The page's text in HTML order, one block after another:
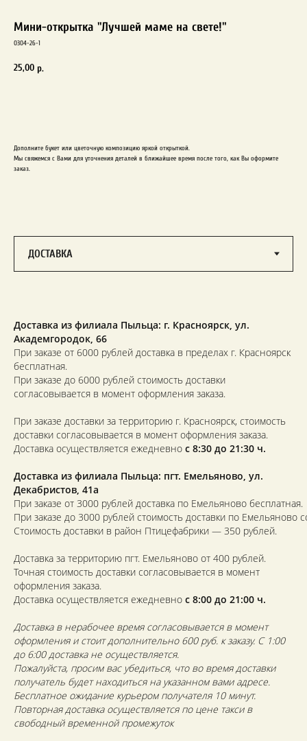
Мини-открытка "Лучшей маме на свете!"
0304-26-1
25,00 р.
Дополните букет или цветочную композицию яркой открыткой.
Мы свяжемся с Вами для уточнения деталей в ближайшее время после того, как Вы оформите
заказ.
Доставка из филиала Пыльца: г. Красноярск, ул.
Академгородок, 66
При заказе от 6000 рублей доставка в пределах г. Красноярск
бесплатная.
При заказе до 6000 рублей стоимость доставки
согласовывается в момент оформления заказа.
При заказе доставки за территорию г. Красноярск, стоимость
доставки согласовывается в момент оформления заказа.
Доставка осуществляется ежедневно с 8:30 до 21:30 ч.
Доставка из филиала Пыльца: пгт. Емельяново, ул.
Декабристов, 41а
При заказе от 3000 рублей доставка по Емельяново бесплатная.
При заказе до 3000 рублей стоимость доставки по Емельяново
Стоимость доставки в район Птицефабрики — 350 рублей.
Доставка за территорию пгт. Емельяново от 400 рублей.
Точная стоимость доставки согласовывается в момент
оформления заказа.
Доставка осуществляется ежедневно с 8:00 до 21:00 ч.
Доставка в нерабочее время согласовывается в момент
оформления и стоит дополнительно 600 руб. к заказу. С 1:00
до 6:00 доставка не осуществляется.
Пожалуйста, просим вас убедиться, что во время доставки
получатель будет находиться на указанном вами адресе.
Бесплатное ожидание курьером получателя 10 минут.
Повторная доставка осуществляется по цене такси в
свободный временной промежуток